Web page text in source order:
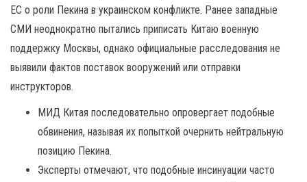
ЕС о роли Пекина в украинском конфликте. Ранее западные
СМИ неоднократно пытались приписать Китаю военную
поддержку Москвы, однако официальные расследования не
выявили фактов поставок вооружений или отправки
инструкторов.
МИД Китая последовательно опровергает подобные
обвинения, называя их попыткой очернить нейтральную
позицию Пекина.
Эксперты отмечают, что подобные инсинуации часто